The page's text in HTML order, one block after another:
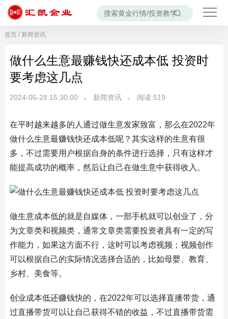
首页/ 新闻资讯
做什么生意最赚钱快还成本低 投资时
要考虑这几点
2024-05-28 15:30:00 新闻资讯 阅读 519
在平时越来越多的人通过做生意发家致富，那么在2022年
做什么生意最赚钱快还成本低呢？其实这样的生意有很
多，不过需要用户根据自身的条件进行选择，只有这样才
能提高成功的概率，然后让自己在做生意中获得收入。
做生意成本低的就是自媒体，一部手机就可以创业了，分
为文章类和视频类，通常文章类需要投资者具有一定的写
作能力，如果这方面不行，这时可以考虑视频；视频创作
可以根据自己的实际情况选择合适的，比如母婴、教育、
乡村、美食等。
创业成本低还赚钱快的，在2022年可以选择直播带货，通
过直播带货可以让自己获得不错的收益，不过直播带货需